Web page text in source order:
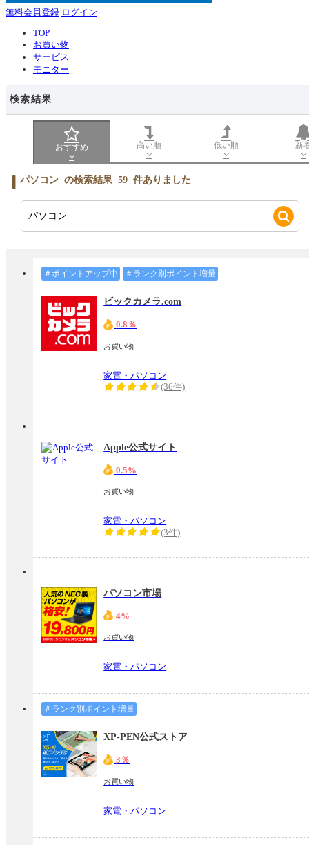
無料会員登録 ログイン
TOP
お買い物
サービス
モニター
検索結果
おすすめ 高い順 低い順 新
パソコン の検索結果 59 件ありました
＃ポイントアップ中 ＃ランク別ポイント増量
ビックカメラ.com
0.8％
お買い物
家電・パソコン
(36件)
Apple公式サイト
0.5%
お買い物
家電・パソコン
(3件)
パソコン市場
4%
お買い物
家電・パソコン
＃ランク別ポイント増量
XP-PEN公式ストア
3％
お買い物
家電・パソコン